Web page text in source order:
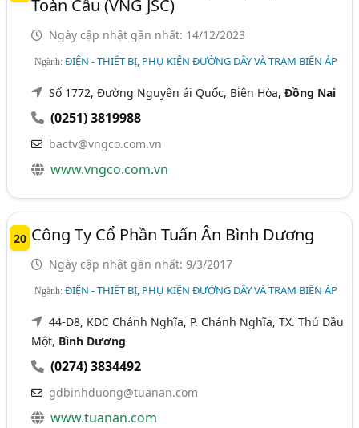
Toàn Cầu (VNG JSC)
Ngày cập nhật gần nhất: 14/12/2023
Ngành:ĐIỆN - THIẾT BỊ, PHỤ KIỆN ĐƯỜNG DÂY VÀ TRẠM BIẾN ÁP
Số 1772, Đường Nguyễn ái Quốc, Biên Hòa,Đồng Nai
(0251) 3819988
bactv@vngco.com.vn
www.vngco.com.vn
20 Công Ty Cổ Phần Tuấn Ân Bình Dương
Ngày cập nhật gần nhất: 9/3/2017
Ngành:ĐIỆN - THIẾT BỊ, PHỤ KIỆN ĐƯỜNG DÂY VÀ TRẠM BIẾN ÁP
44-D8, KDC Chánh Nghĩa, P. Chánh Nghĩa, TX. Thủ Dầu
Một, Bình Dương
(0274) 3834492
gdbinhduong@tuanan.com
www.tuanan.com